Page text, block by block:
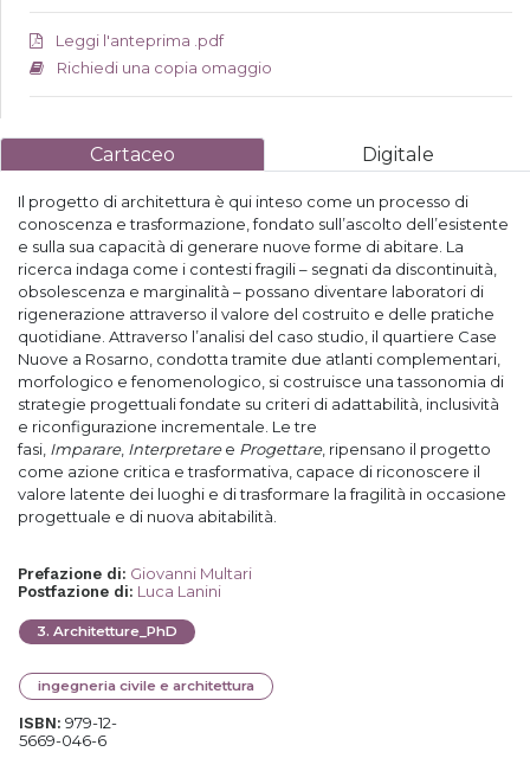
Leggi l'anteprima .pdf
Richiedi una copia omaggio
Cartaceo Digitale
Il progetto di architettura è qui inteso come un processo di
conoscenza e trasformazione, fondato sull’ascolto dell’esistente
e sulla sua capacità di generare nuove forme di abitare. La
ricerca indaga come i contesti fragili – segnati da discontinuità,
obsolescenza e marginalità – possano diventare laboratori di
rigenerazione attraverso il valore del costruito e delle pratiche
quotidiane. Attraverso l’analisi del caso studio, il quartiere Case
Nuove a Rosarno, condotta tramite due atlanti complementari,
morfologico e fenomenologico, si costruisce una tassonomia di
strategie progettuali fondate su criteri di adattabilità, inclusività
e riconfigurazione incrementale. Le tre
fasi, Imparare, Interpretaree Progettare, ripensano il progetto
come azione critica e trasformativa, capace di riconoscere il
valore latente dei luoghi e di trasformare la fragilità in occasione
progettuale e di nuova abitabilità.
Prefazione di: Giovanni Multari
Postfazione di: Luca Lanini
3. Architetture_PhD
ingegneria civile e architettura
ISBN: 979-12-
5669-046-6